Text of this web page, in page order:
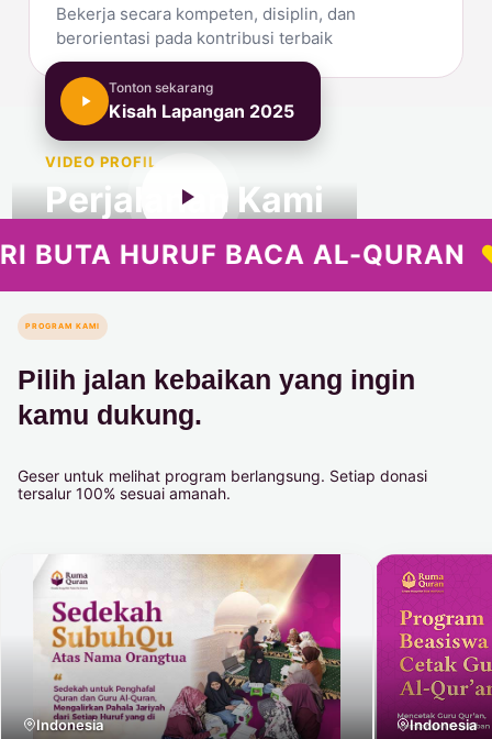
Bekerja secara kompeten, disiplin, dan
berorientasi pada kontribusi terbaik
VIDEO PROFIL
Perjalanan Kami
Tonton sekarang
Kisah Lapangan 2025
AL-QURAN CREATE
PROGRAM KAMI
Pilih jalan kebaikan yang ingin
kamu dukung.
Geser untuk melihat program berlangsung. Setiap donasi
tersalur 100% sesuai amanah.
Indonesia Indonesia